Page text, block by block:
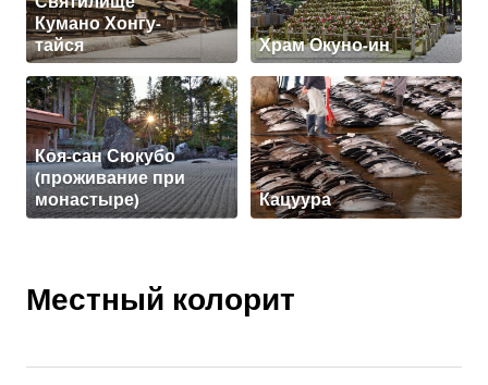
Кумано Хонгу-
тайся
Храм Окуно-ин
Коя-сан Сюкубо
(проживание при
монастыре)
Кацуура
Местный колорит